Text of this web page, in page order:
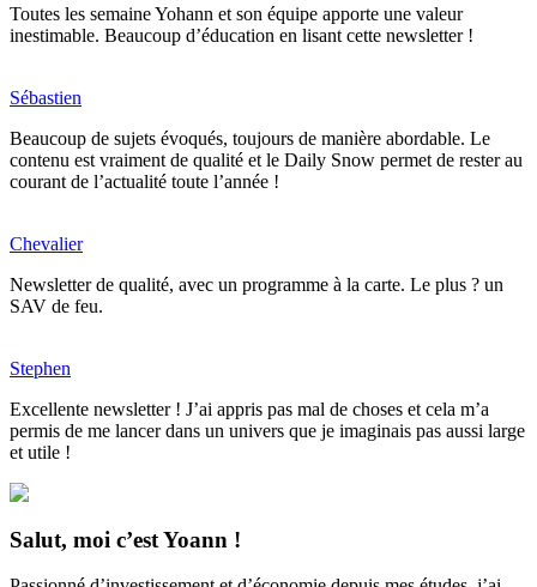
Toutes les semaine Yohann et son équipe apporte une valeur
inestimable. Beaucoup d’éducation en lisant cette newsletter !
Sébastien
Beaucoup de sujets évoqués, toujours de manière abordable. Le
contenu est vraiment de qualité et le Daily Snow permet de rester au
courant de l’actualité toute l’année !
Chevalier
Newsletter de qualité, avec un programme à la carte. Le plus ? un
SAV de feu.
Stephen
Excellente newsletter ! J’ai appris pas mal de choses et cela m’a
permis de me lancer dans un univers que je imaginais pas aussi large
et utile !
Salut, moi c’est Yoann !